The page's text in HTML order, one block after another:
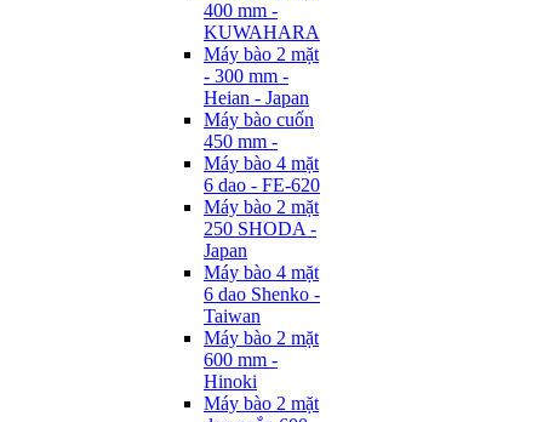
400 mm -
KUWAHARA
Máy bào 2 mặt
- 300 mm -
Heian - Japan
Máy bào cuốn
450 mm -
Máy bào 4 mặt
6 dao - FE-620
Máy bào 2 mặt
250 SHODA -
Japan
Máy bào 4 mặt
6 dao Shenko -
Taiwan
Máy bào 2 mặt
600 mm -
Hinoki
Máy bào 2 mặt